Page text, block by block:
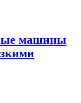
машины